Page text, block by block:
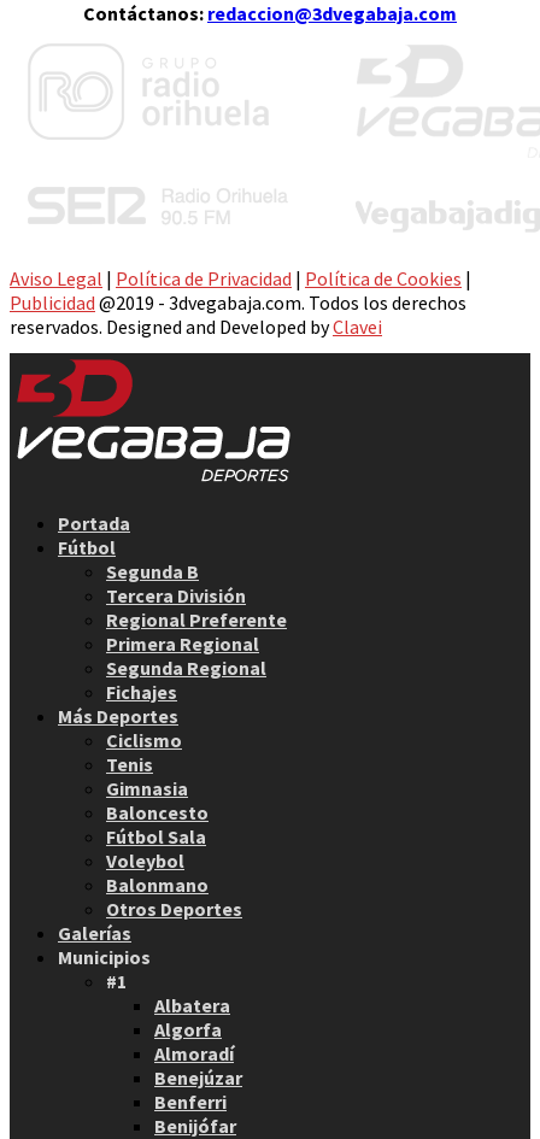
Contáctanos: redaccion@3dvegabaja.com
Aviso Legal | Política de Privacidad | Política de Cookies |
Publicidad @2019 - 3dvegabaja.com. Todos los derechos
reservados. Designed and Developed byClavei
Portada
Fútbol
Segunda B
Tercera División
Regional Preferente
Primera Regional
Segunda Regional
Fichajes
Más Deportes
Ciclismo
Tenis
Gimnasia
Baloncesto
Fútbol Sala
Voleybol
Balonmano
Otros Deportes
Galerías
Municipios
#1
Albatera
Algorfa
Almoradí
Benejúzar
Benferri
Benijófar